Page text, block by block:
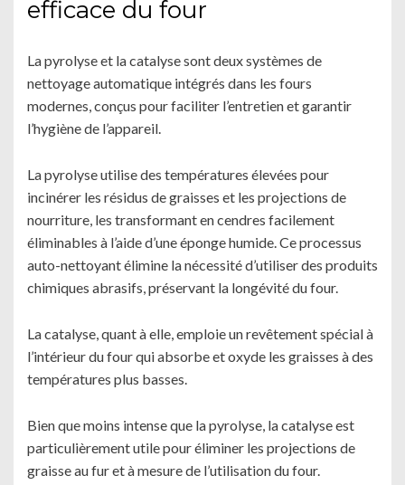
efficace du four
La pyrolyse et la catalyse sont deux systèmes de
nettoyage automatique intégrés dans les fours
modernes, conçus pour faciliter l’entretien et garantir
l’hygiène de l’appareil.
La pyrolyse utilise des températures élevées pour
incinérer les résidus de graisses et les projections de
nourriture, les transformant en cendres facilement
éliminables à l’aide d’une éponge humide. Ce processus
auto-nettoyant élimine la nécessité d’utiliser des produits
chimiques abrasifs, préservant la longévité du four.
La catalyse, quant à elle, emploie un revêtement spécial à
l’intérieur du four qui absorbe et oxyde les graisses à des
températures plus basses.
Bien que moins intense que la pyrolyse, la catalyse est
particulièrement utile pour éliminer les projections de
graisse au fur et à mesure de l’utilisation du four.